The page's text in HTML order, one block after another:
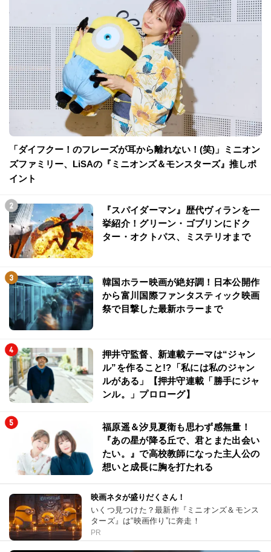
「ダイフクー！のフレーズが耳から離れない！(笑)」ミニオン
ズファミリー、LiSAの『ミニオンズ＆モンスターズ』推しポ
イント
『スパイダーマン』歴代ヴィランを一
挙紹介！グリーン・ゴブリンにドク
ター・オクトパス、ミステリオまで
韓国ホラー映画が絶好調！日本公開作
から富川国際ファンタスティック映画
祭で目撃した最新ホラーまで
押井守監督、新連載テーマは“ジャン
ル”を作ること!?「私には私のジャン
ルがある」【押井守連載「勝手にジャ
ンル。」プロローグ】
福原遥＆汐見夏衛も思わず感無量！
『あの星が降る丘で、君とまた出会い
たい。』で高校教師になった主人公の
想いと成長に胸を打たれる
映画ネタが盛りだくさん！
いくつ見つけた？最新作『ミニオンズ＆モンス
ターズ』は“映画作り”に奔走！
PR